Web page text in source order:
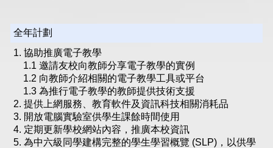
全年計劃
1. 協助推廣電子教學
1.1 邀請友校向教師分享電子教學的實例
1.2 向教師介紹相關的電子教學工具或平台
1.3 為推行電子教學的教師提供技術支援
2. 提供上網服務、教育軟件及資訊科技相關消耗品
3. 開放電腦實驗室供學生課餘時間使用
4. 定期更新學校網站內容，推廣本校資訊
5. 為中六級同學建構完整的學生學習概覽 (SLP)，以供學